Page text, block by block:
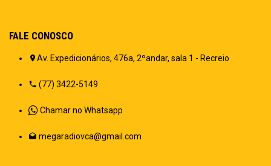
FALE CONOSCO
Av. Expedicionários, 476a, 2ºandar, sala 1 - Recreio
(77) 3422-5149
Chamar no Whatsapp
megaradiovca@gmail.com